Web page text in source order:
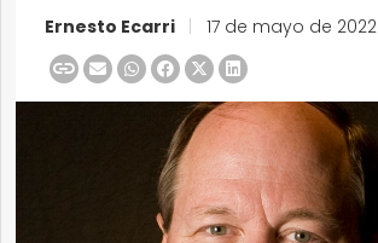
Ernesto Ecarri 17 de mayo de 2022